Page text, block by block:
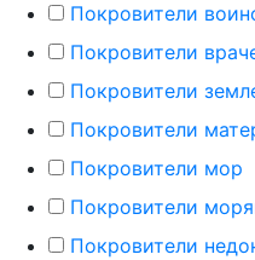
Покровители
Покровители
Покровители
Покровители
Покровители мор
Покровители
Покровители